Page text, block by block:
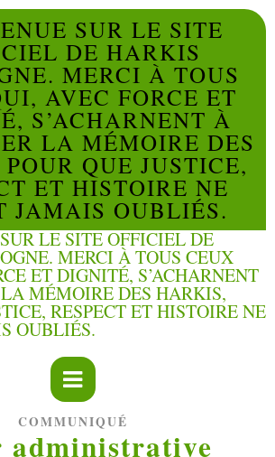
SUR LE SITE
DE HARKIS
MERCI À TOUS
AVEC FORCE ET
S’ACHARNENT À
LA MÉMOIRE DES
QUE JUSTICE,
ET HISTOIRE NE
JAMAIS OUBLIÉS.
COMMUNIQUÉ
administrative